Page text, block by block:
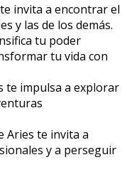
invita a encontrar el
y las de los demás.
tu poder
tu vida con
te impulsa a explorar
Aries te invita a
y a perseguir